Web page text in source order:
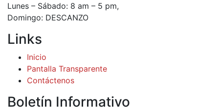
Lunes – Sábado: 8 am – 5 pm,
Domingo: DESCANZO
Links
Inicio
Pantalla Transparente
Contáctenos
Boletín Informativo